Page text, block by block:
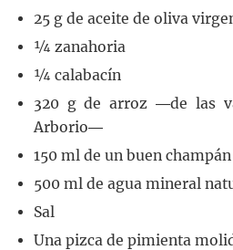
25 g de aceite de oliva
¼ zanahoria
¼ calabacín
320 g de arroz ―de las
Arborio―
150 ml de un buen champán
500 ml de agua mineral
Sal
Una pizca de pimienta